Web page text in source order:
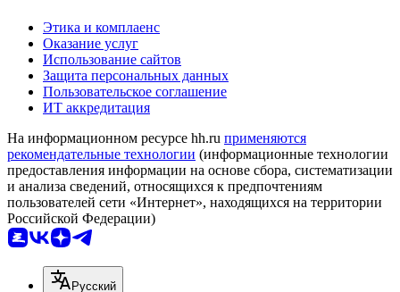
Этика и комплаенс
Оказание услуг
Использование сайтов
Защита персональных данных
Пользовательское соглашение
ИТ аккредитация
На информационном ресурсе hh.ru применяются
рекомендательные технологии (информационные технологии
предоставления информации на основе сбора, систематизации
и анализа сведений, относящихся к предпочтениям
пользователей сети «Интернет», находящихся на территории
Российской Федерации)
Русский